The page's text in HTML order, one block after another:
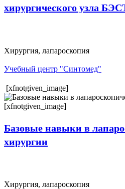
хирургического узла
Хирургия, лапароскопия
Учебный центр "Синтомед"
[xfnotgiven_image]
[xfnotgiven_image]
Базовые навыки в
хирургии
Хирургия, лапароскопия